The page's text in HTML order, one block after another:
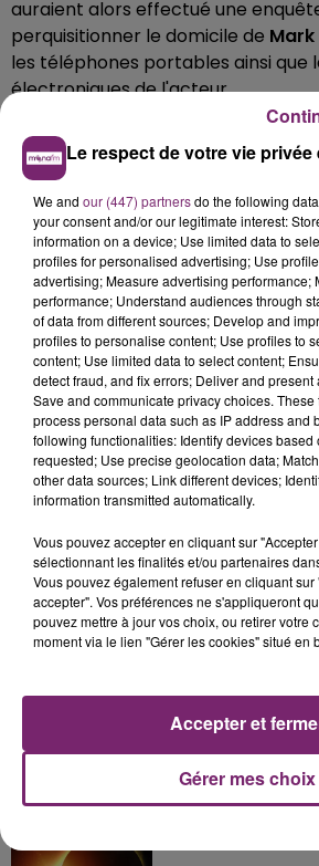
auraient alors effectué une
perquisitionner le domicile de
les téléphones portables ainsi que
électroniques de l'acteur.
Après son arrestation, celui qui a
deCory Monteithdansla série
libéré après le versement d'une
dollars. Le 22 janvier 2016,Mark
comparaître devant un juge du
Angeles. En 2013, l'acteur deGlee
à la justice, ainsi que l'expliqueTMZ.
effet été accusé de viol pour une
Sallingavait alors nié ces
été classée.
http://www.telestar.fr/2015/
salling-alias-puck-arrete-pour-
infantile-186231
Le respect de votre vie
We and our (447) partnersdo the following
your consent and/or our legitimate interest:
information on a device; Use limited data to
profiles for personalised advertising; Use
advertising; Measure advertising performance;
performance; Understand audiences through
of data from different sources; Develop and
profiles to personalise content; Use profiles to
content; Use limited data to select content;
detect fraud, and fix errors; Deliver and
Save and communicate privacy choices.
process personal data such as IP address and
following functionalities: Identify devices
requested; Use precise geolocation data;
other data sources; Link different devices;
information transmitted automatically.
Vous pouvez accepter en cliquant sur
sélectionnant les finalités et/ou partenaires
Vous pouvez également refuser en cliquant
accepter". Vos préférences ne s'appliqueront
pouvez mettre à jour vos choix, ou retirer votre
moment via le lien "Gérer les cookies" situé en
Gérer mes choix
Accepter et